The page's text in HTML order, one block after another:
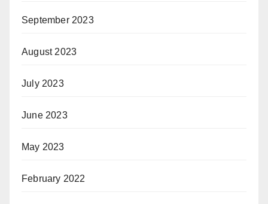
September 2023
August 2023
July 2023
June 2023
May 2023
February 2022